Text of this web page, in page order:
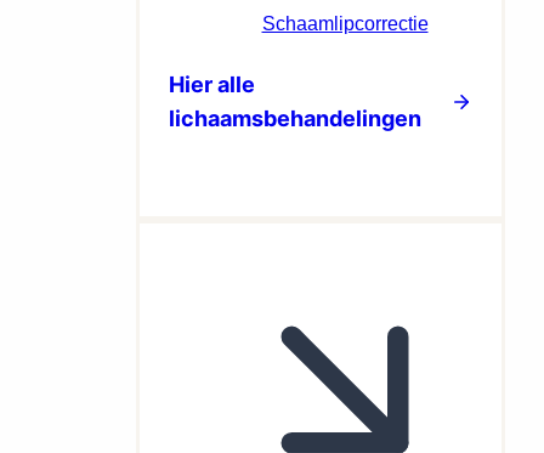
Schaamlipcorrectie
Hier alle
lichaamsbehandelingen